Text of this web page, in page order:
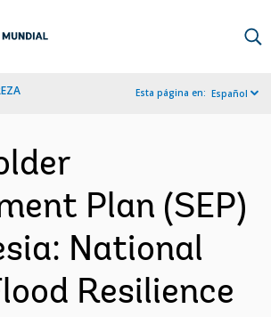
Esta página en: Español
Plan (SEP)
National
Resilience